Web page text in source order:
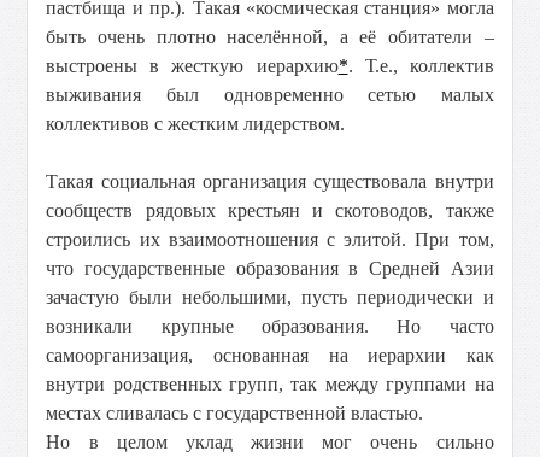
пастбища и пр.). Такая «космическая станция» могла
быть очень плотно населённой, а её обитатели –
выстроены в жесткую иерархию*. Т.е., коллектив
выживания был одновременно сетью малых
коллективов с жестким лидерством.
Такая социальная организация существовала внутри
сообществ рядовых крестьян и скотоводов, также
строились их взаимоотношения с элитой. При том,
что государственные образования в Средней Азии
зачастую были небольшими, пусть периодически и
возникали крупные образования. Но часто
самоорганизация, основанная на иерархии как
внутри родственных групп, так между группами на
местах сливалась с государственной властью.
Но в целом уклад жизни мог очень сильно